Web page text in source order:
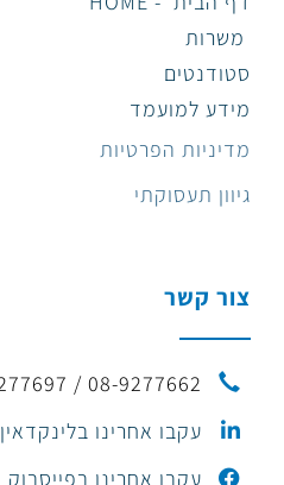
משרות
סטודנטים
מידע למועמד
מדיניות הפרטיות
גיוון תעסוקתי
צור קשר
08-9277662 / 08-9277697
עקבו אחרינו בלינקדאין
עקבו אחרינו בפייסבוק